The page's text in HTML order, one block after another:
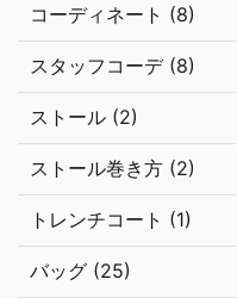
コーディネート (8)
スタッフコーデ (8)
ストール (2)
ストール巻き方 (2)
トレンチコート (1)
バッグ (25)